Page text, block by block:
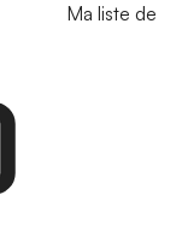
Ma liste de